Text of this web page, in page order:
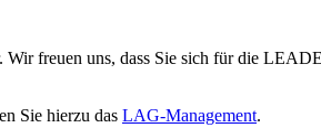
freuen uns, dass Sie sich für die
Sie hierzu das LAG-Management.